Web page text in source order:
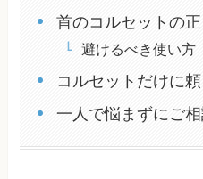
首のコルセットの
避けるべき使い方
コルセットだけに
一人で悩まずにご